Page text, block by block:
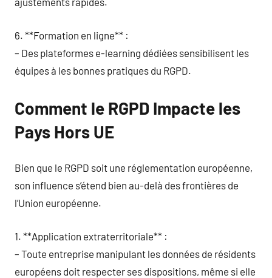
6. **Formation en ligne** :
– Des plateformes e-learning dédiées sensibilisent les
équipes à les bonnes pratiques du RGPD.
Comment le RGPD Impacte les
Pays Hors UE
Bien que le RGPD soit une réglementation européenne,
son influence s’étend bien au-delà des frontières de
l’Union européenne.
1. **Application extraterritoriale** :
– Toute entreprise manipulant les données de résidents
européens doit respecter ses dispositions, même si elle